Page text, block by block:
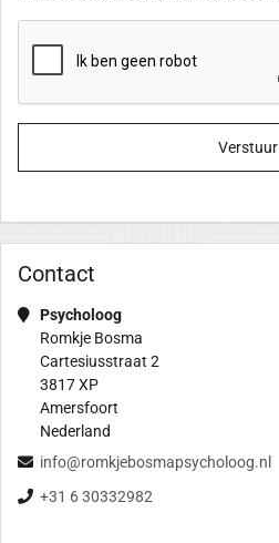
Verstuur
Contact
Psycholoog
Romkje Bosma
Cartesiusstraat 2
3817 XP
Amersfoort
Nederland
info@romkjebosmapsycholoog.nl
+31 6 30332982